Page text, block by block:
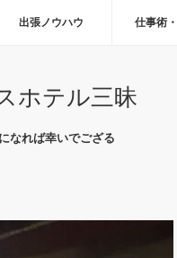
出張ノウハウ 仕事術
ホテル三昧
なれば幸いでござる